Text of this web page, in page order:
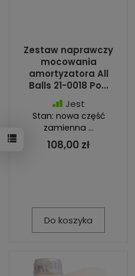
Zestaw naprawczy
mocowania
amortyzatora All
Balls 21-0018 Po...
Jest
Stan: nowa część
zamienna ...
108,00 zł
Do koszyka